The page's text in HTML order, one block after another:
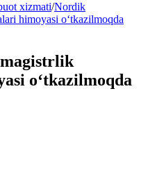
xizmati/Nordik
himoyasi o‘tkazilmoqda
o‘tkazilmoqda